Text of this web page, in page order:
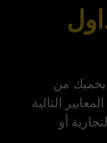
يحميك من
التالية
أو